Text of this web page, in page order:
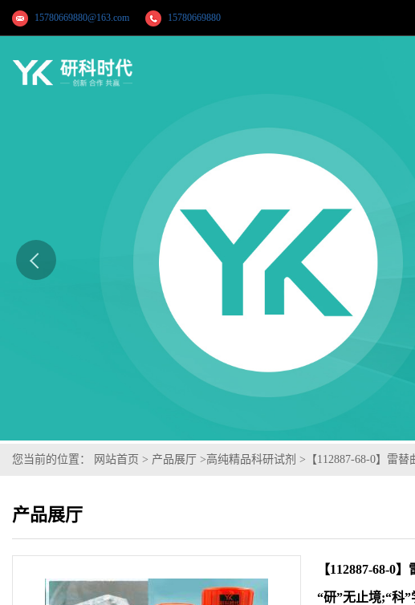
15780669880@163.com 15780669880
您当前的位置： 网站首页 > 产品展厅 >高纯精品科研试剂 > 【112887-68-0】雷
产品展厅
【112887-68-0
“研”无止境;“科